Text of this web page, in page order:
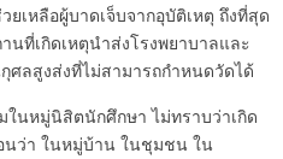
เหลือผู้บาดเจ็บจากอุบัติเหตุ ถึงที่สุด
นที่เกิดเหตุนำส่งโรงพยาบาลและ
ลสูงส่งที่ไม่สามารถกำหนดวัดได้
นหมู่นิสิตนักศึกษา ไม่ทราบว่าเกิด
ว่า ในหมู่บ้าน ในชุมชน ใน